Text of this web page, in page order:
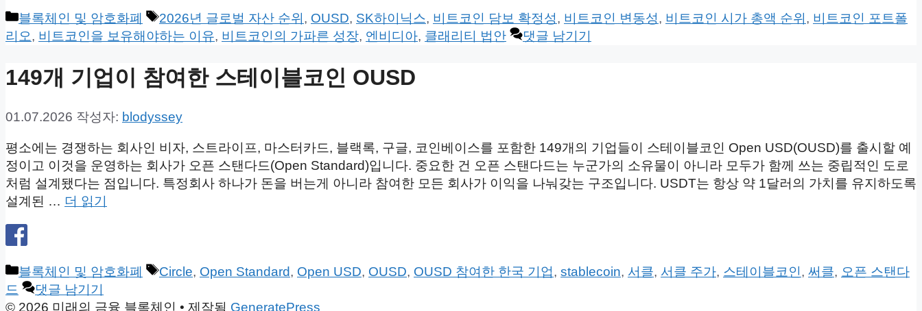
카
테
리
블록체인 및 암호화폐
태
그
2026년 글로벌 자산 순위, OUSD, SK하이닉스, 비트코인 담보 확정성, 비트코인 변동성, 비트코인 시가 총액 순위, 비트코인 포트폴
리오, 비트코인을 보유해야하는 이유, 비트코인의 가파른 성장, 엔비디아, 클래리티 법안 댓글 남기기
149개 기업이 참여한 스테이블코인 OUSD
01.07.2026 작성자: blodyssey
평소에는 경쟁하는 회사인 비자, 스트라이프, 마스터카드, 블랙록, 구글, 코인베이스를 포함한 149개의 기업들이 스테이블코인 Open USD(OUSD)를 출시할 예
정이고 이것을 운영하는 회사가 오픈 스탠다드(Open Standard)입니다. 중요한 건 오픈 스탠다드는 누군가의 소유물이 아니라 모두가 함께 쓰는 중립적인 도로
처럼 설계됐다는 점입니다. 특정회사 하나가 돈을 버는게 아니라 참여한 모든 회사가 이익을 나눠갖는 구조입니다. USDT는 항상 약 1달러의 가치를 유지하도록
설계된 … 더 읽기
카
테
고
블록체인 및 암호화폐
태
Circle, Open Standard, Open USD, OUSD, OUSD 참여한 한국 기업, stablecoin, 서클, 서클 주가, 스테이블코인, 써클, 오픈 스탠다
드
댓글 남기기
© 2026 미래의 금융 블록체인 • 제작됨 GeneratePress